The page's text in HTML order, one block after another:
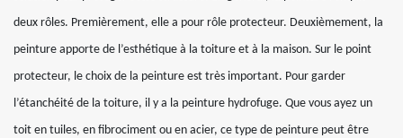
deux rôles. Premièrement, elle a pour rôle protecteur. Deuxièmement, la
peinture apporte de l’esthétique à la toiture et à la maison. Sur le point
protecteur, le choix de la peinture est très important. Pour garder
l’étanchéité de la toiture, il y a la peinture hydrofuge. Que vous ayez un
toit en tuiles, en fibrociment ou en acier, ce type de peinture peut être